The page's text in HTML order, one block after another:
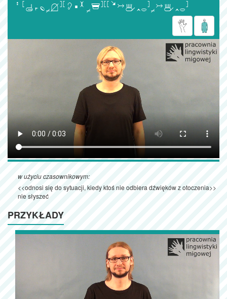

w użyciu czasownikowym:
<<odnosi się do sytuacji, kiedy ktoś nie odbiera dźwięków z otoczenia>>
nie słyszeć
PRZYKŁADY